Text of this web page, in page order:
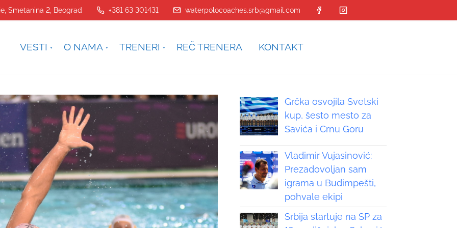
Smetanina 2, Beograd +381 63 301431 waterpolocoaches.srb@gmail.com
VESTI O NAMA TRENERI REČ TRENERA KONTAKT
Grčka osvojila Svetski
kup, šesto mesto za
Savića i Crnu Goru
Vladimir Vujasinović:
Prezadovoljan sam
igrama u Budimpešti,
pohvale ekipi
Srbija startuje na SP za